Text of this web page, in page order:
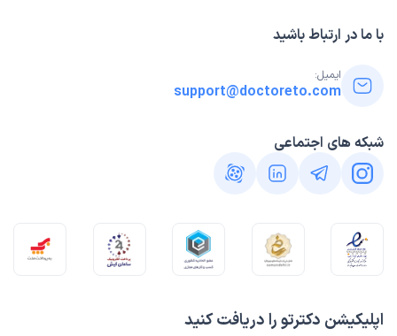
اپلیکیشن دکترتو را دریافت کنید
با ما در ارتباط باشید
ایمیل:
support@doctoreto.com
شبکه های اجتماعی